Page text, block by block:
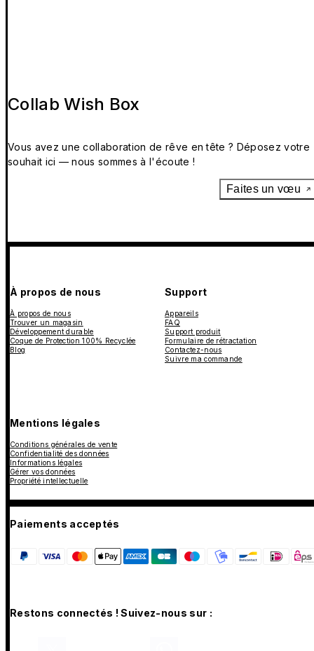
Collab Wish Box
Vous avez une collaboration de rêve en tête ? Déposez votre
souhait ici — nous sommes à l'écoute !
Faites un vœu
À propos de nous
À propos de nous
Trouver un magasin
Développement durable
Coque de Protection 100% Recyclée
Blog
Support
Appareils
FAQ
Support produit
Formulaire de rétractation
Contactez-nous
Suivre ma commande
Mentions légales
Conditions générales de vente
Confidentialité des données
Informations légales
Gérer vos données
Propriété intellectuelle
Paiements acceptés
Restons connectés ! Suivez-nous sur :